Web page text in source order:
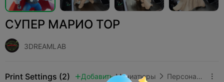
СУПЕР МАРИО ТОР
3DREAMLAB
Print Settings (2)  Добавить Миниатюры  Персонажи и существа 